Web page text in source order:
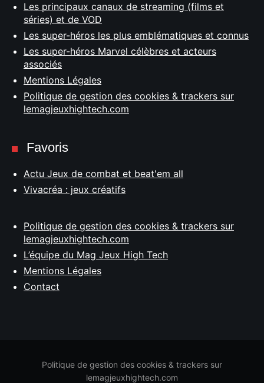
Les principaux canaux de streaming (films et
séries) et de VOD
Les super-héros les plus emblématiques et connus
Les super-héros Marvel célèbres et acteurs
associés
Mentions Légales
Politique de gestion des cookies & trackers sur
lemagjeuxhightech.com
Favoris
Actu Jeux de combat et beat'em all
Vivacréa : jeux créatifs
Politique de gestion des cookies & trackers sur
lemagjeuxhightech.com
L’équipe du Mag Jeux High Tech
Mentions Légales
Contact
Politique de gestion des cookies & trackers sur
lemagjeuxhightech.com